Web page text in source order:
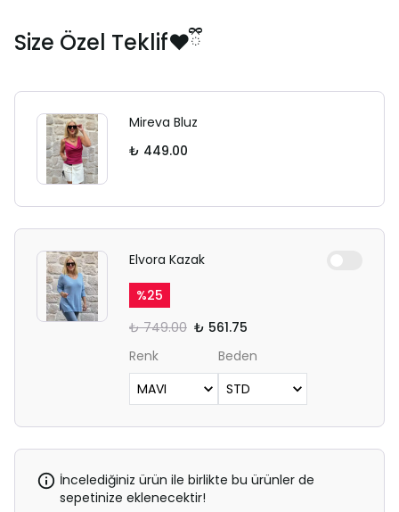
Size Özel Teklif❤️ྀི
Mireva Bluz
₺ 449.00
Elvora Kazak
%25
₺ 749.00 ₺ 561.75
Renk
Beden
İncelediğiniz ürün ile birlikte bu ürünler de
sepetinize eklenecektir!